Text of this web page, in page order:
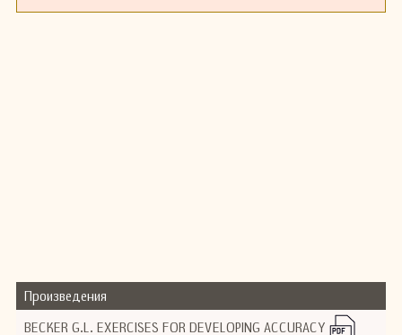
Произведения
BECKER G.L. EXERCISES FOR DEVELOPING ACCURACY